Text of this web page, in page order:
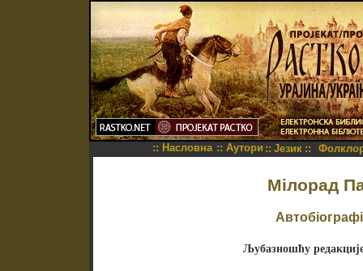
:: Насловна :: Аутори :: Језик ::
Мілорад
Љубазношћу